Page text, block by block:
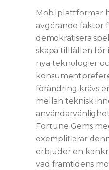
Mobilplattformar
avgörande faktor
demokratisera
skapa tillfällen för
nya teknologier
förändring krävs
mellan teknisk
Fortune Gems
exemplifierar
erbjuder en
vad framtidens